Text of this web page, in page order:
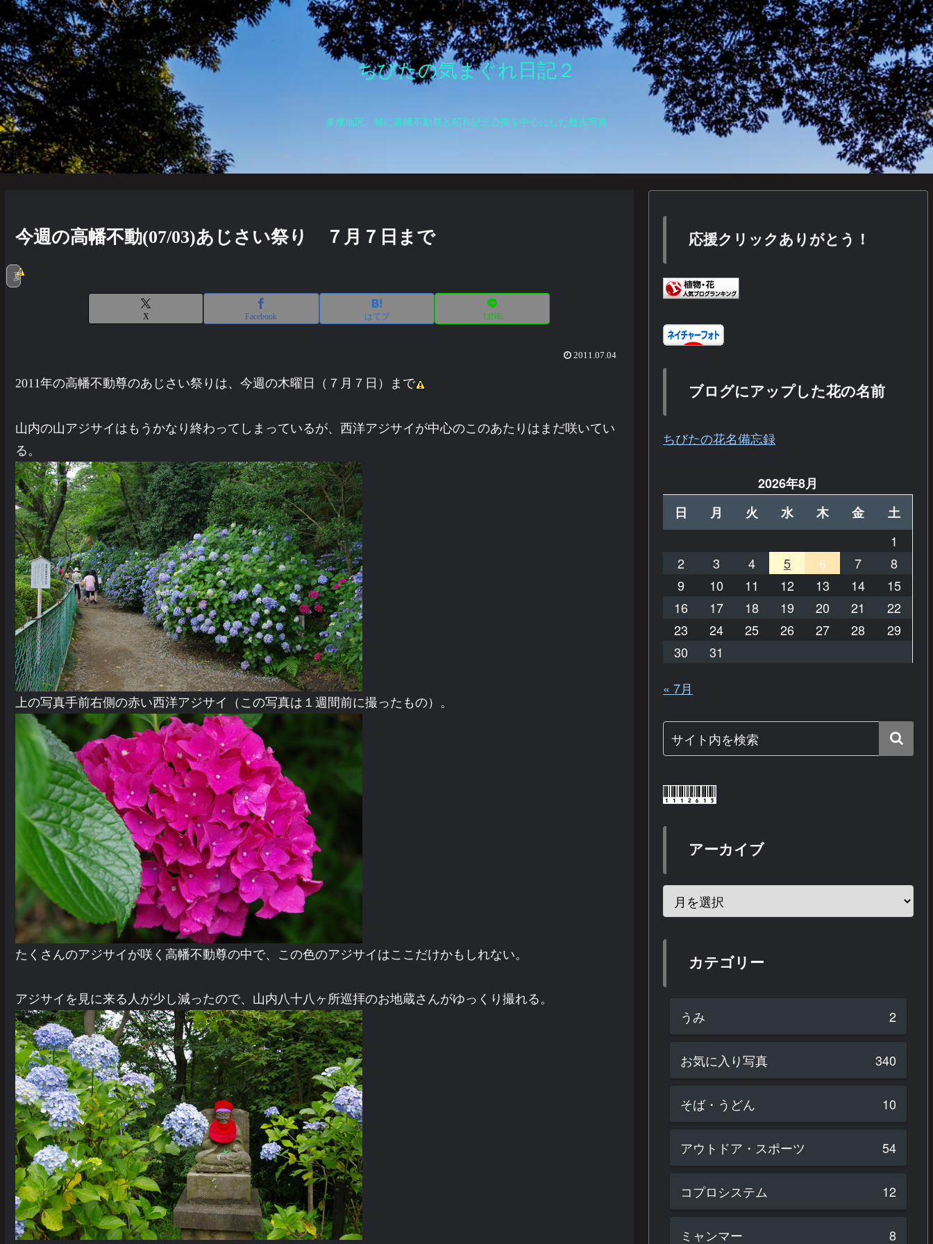
ちびたの気まぐれ日記２
多摩地区、特に高幡不動尊と昭和記念公園を中心にした散歩写真
今週の高幡不動(07/03)あじさい祭り ７月７日まで
夏の風物詩
X Facebook はてブ LINE
2011.07.04
2011年の高幡不動尊のあじさい祭りは、今週の木曜日（７月７日）まで
山内の山アジサイはもうかなり終わってしまっているが、西洋アジサイが中心のこのあたりはまだ咲いてい
る。
上の写真手前右側の赤い西洋アジサイ（この写真は１週間前に撮ったもの）。
たくさんのアジサイが咲く高幡不動尊の中で、この色のアジサイはここだけかもしれない。
アジサイを見に来る人が少し減ったので、山内八十八ヶ所巡拝のお地蔵さんがゆっくり撮れる。
応援クリックありがとう！
ブログにアップした花の名前
ちびたの花名備忘録
2026年8月
日
月 火 水 木 金
土
1
2
3 4 5 6 7
8
9
10 11 12 13 14
15
16
17 18 19 20 21
22
23
24 25 26 27 28
29
30
31
« 7月
アーカイブ
カテゴリー
うみ 2
お気に入り写真 340
そば・うどん 10
アウトドア・スポーツ 54
コプロシステム 12
ミャンマー 8